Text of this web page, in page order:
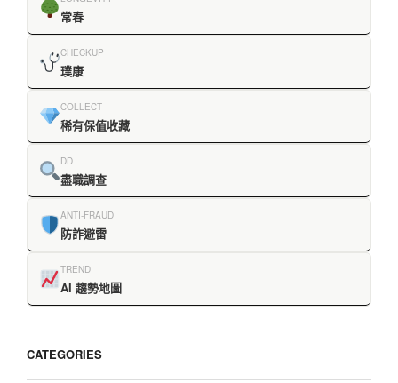
常春
CHECKUP
璞康
COLLECT
稀有保值收藏
DD
盡職調查
ANTI-FRAUD
防詐避雷
TREND
AI 趨勢地圖
CATEGORIES